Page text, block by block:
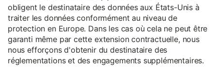
obligent le destinataire des données aux États-Unis à
traiter les données conformément au niveau de
protection en Europe. Dans les cas où cela ne peut être
garanti même par cette extension contractuelle, nous
nous efforçons d'obtenir du destinataire des
réglementations et des engagements supplémentaires.